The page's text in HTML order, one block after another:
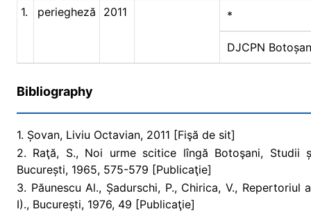
1. periegheză 2011 *
DJCPN
Bibliography
1. Șovan, Liviu Octavian, 2011 [Fişă de sit]
2. Raţă, S., Noi urme scitice lîngă Botoşani, Studii
București, 1965, 575-579 [Publicaţie]
3. Păunescu Al., Șadurschi, P., Chirica, V.,
I)., București, 1976, 49 [Publicaţie]